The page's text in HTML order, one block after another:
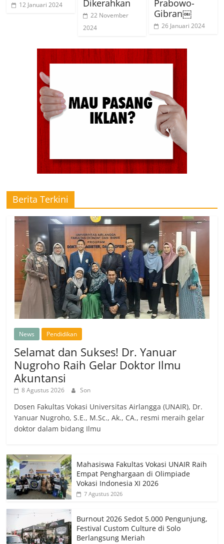
12 Januari 2024 Dikerahkan
22 November
2024
Prabowo-
Gibran￼
26 Januari 2024
Berita Terkini
News Pendidikan
Selamat dan Sukses! Dr. Yanuar
Nugroho Raih Gelar Doktor Ilmu
Akuntansi
8 Agustus 2026 Son
Dosen Fakultas Vokasi Universitas Airlangga (UNAIR), Dr.
Yanuar Nugroho, S.E., M.Sc., Ak., CA., resmi meraih gelar
doktor dalam bidang Ilmu
Mahasiswa Fakultas Vokasi UNAIR Raih
Empat Penghargaan di Olimpiade
Vokasi Indonesia XI 2026
7 Agustus 2026
Burnout 2026 Sedot 5.000 Pengunjung,
Festival Custom Culture di Solo
Berlangsung Meriah